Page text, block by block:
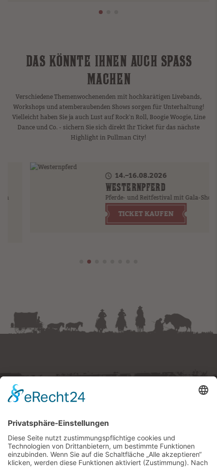
DAS KÖNNTE IHNEN AUCH SPASS M
ACHEN
Verschiedene Themenwochenenden mit hochkarätigen Livebands,
Workshops und atemberaubenden Shows sorgen für Unterhaltung!
Vielleicht haben Sie ja auch Lust auf Rock`n Roll, Boogie Woogie, Line
Dance und Co. - sichern Sie sich direkt Ihr Ticket für das nächste
Highlight in Pullman City!
14.–16.08.2026
WESTERNPFERD
Pferde- und Reitfestival mit Gala-Show
TICKET KAUFEN
Westernstadt Pullman City
E-Mail:tickets@pullmancity.de
© Freizeitpark Pullman City